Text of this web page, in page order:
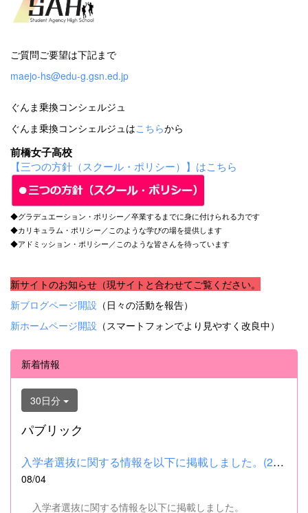
ご質問ご要望は下記まで
maejo-hs@edu-g.gsn.ed.jp
ぐんま乗換コンシェルジュ
ぐんま乗換コンシェルジュはこちらから
前橋女子高校
【三つの方針（スクール・ポリシー）】はこちら
◆グラデュエーション・ポリシー／卒業するまでに身に付けられる力です
◆カリキュラム・ポリシー／このような学びの場を提供します
◆アドミッション・ポリシー／このような皆さんを待っています
新サイトのお知らせ（現サイトと合わせてご覧ください。
新ブログページ開設 （日々の活動を報告）
新ホームページ開設 （スマートフォンでより見やすく改良中）
新着情報
30日分
パブリック
入学者選抜に関する情報を以下に掲載しました。(2026.8.4) ■令和...
08/04
入学者選抜に関する情報を以下に掲載しました。